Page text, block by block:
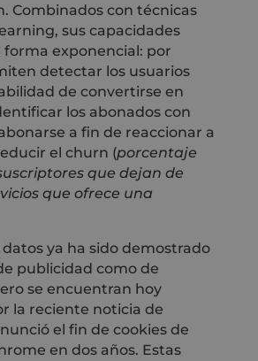
Combinados con técnicas
sus capacidades
exponencial: por
detectar los usuarios
de convertirse en
los abonados con
a fin de reaccionar a
el churn (porcentaje
que dejan de
que ofrece una
datos ya ha sido demostrado
publicidad como de
se encuentran hoy
la reciente noticia de
el fin de cookies de
en dos años. Estas